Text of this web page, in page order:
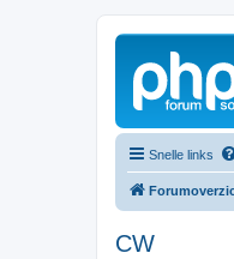
Snelle links
CW